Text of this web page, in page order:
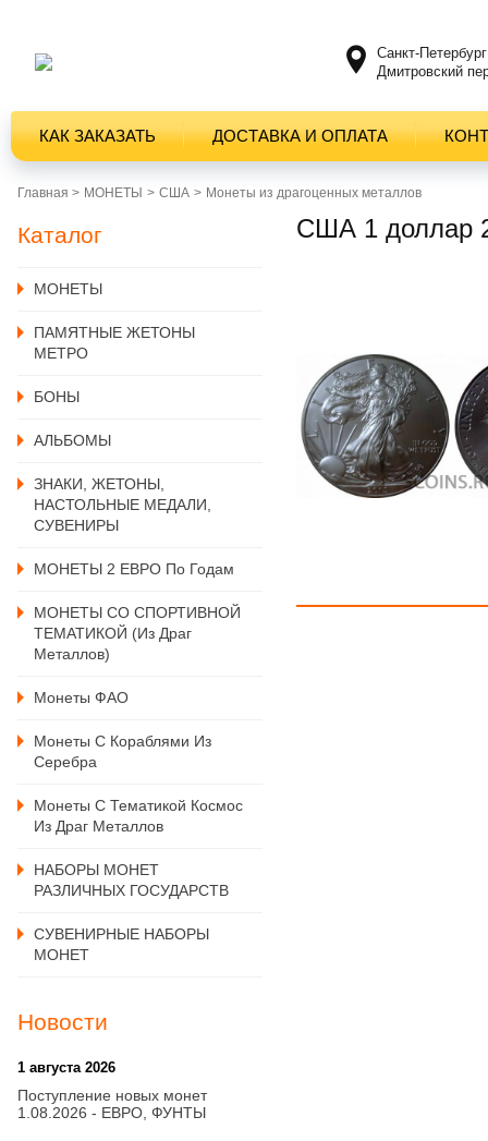
Санкт-Петербург
Дмитровский
КАК ЗАКАЗАТЬ ДОСТАВКА И ОПЛАТА
Главная > MОНЕТЫ США Монеты из драгоценных металлов
Каталог
MОНЕТЫ
ПАМЯТНЫЕ ЖЕТОНЫ
МЕТРО
БОНЫ
АЛЬБОМЫ
ЗНАКИ, ЖЕТОНЫ,
НАСТОЛЬНЫЕ МЕДАЛИ,
СУВЕНИРЫ
МОНЕТЫ 2 ЕВРО По Годам
МОНЕТЫ СО СПОРТИВНОЙ
ТЕМАТИКОЙ (из Драг
Металлов)
Монеты ФАО
Монеты С Кораблями Из
Серебра
Монеты С Тематикой Космос
Из Драг Металлов
НАБОРЫ МОНЕТ
РАЗЛИЧНЫХ ГОСУДАРСТВ
СУВЕНИРНЫЕ НАБОРЫ
МОНЕТ
Новости
1 августа 2026
Поступление новых монет
1.08.2026 - ЕВРО, ФУНТЫ
США 1 доллар